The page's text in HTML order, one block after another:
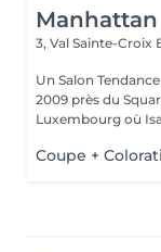
3, Val Sainte-Croix
Un Salon
2009 près du
Luxembourg où
Coupe +